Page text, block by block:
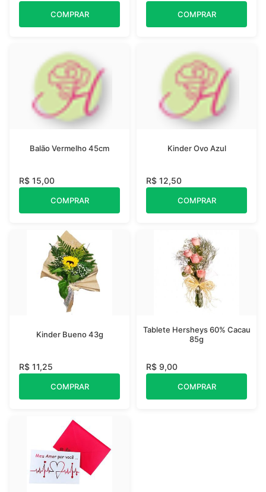
COMPRAR COMPRAR
Balão Vermelho 45cm
R$ 15,00
COMPRAR
Kinder Ovo Azul
R$ 12,50
COMPRAR
Kinder Bueno 43g
R$ 11,25
COMPRAR
Tablete Hersheys 60% Cacau
85g
R$ 9,00
COMPRAR